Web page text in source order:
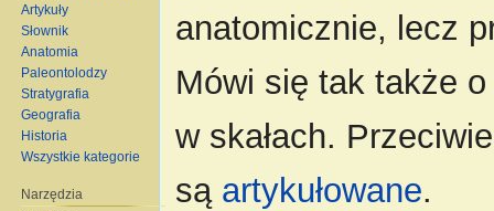
anatomicznie, lecz
Mówi się tak także
w skałach.
są artykułowane.
Artykuły
Słownik
Anatomia
Paleontolodzy
Stratygrafia
Geografia
Historia
Wszystkie kategorie
Narzędzia